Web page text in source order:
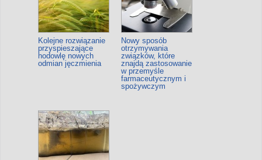
Kolejne rozwiązanie
przyspieszające
hodowlę nowych
odmian jęczmienia
Nowy sposób
otrzymywania
związków, które
znajdą zastosowanie
w przemyśle
farmaceutycznym i
spożywczym